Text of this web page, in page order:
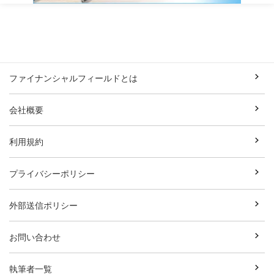
ファイナンシャルフィールドとは
会社概要
利用規約
プライバシーポリシー
外部送信ポリシー
お問い合わせ
執筆者一覧